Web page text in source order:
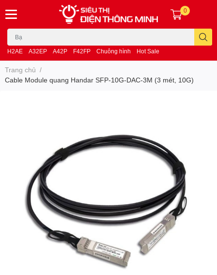
H2AE A32EP A42P F42FP Chuông hình Hot Sale
0
Trang chủ /
Cable Module quang Handar SFP-10G-DAC-3M (3 mét, 10G)